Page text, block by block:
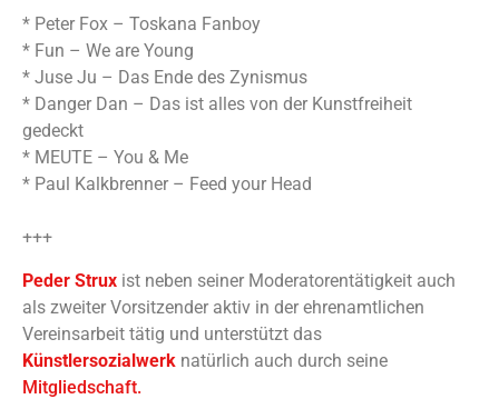
* Peter Fox – Toskana Fanboy
* Fun – We are Young
* Juse Ju – Das Ende des Zynismus
* Danger Dan – Das ist alles von der Kunstfreiheit
gedeckt
* MEUTE – You & Me
* Paul Kalkbrenner – Feed your Head
+++
Peder Strux ist neben seiner Moderatorentätigkeit auch
als zweiter Vorsitzender aktiv in der ehrenamtlichen
Vereinsarbeit tätig und unterstützt das
Künstlersozialwerk natürlich auch durch seine
Mitgliedschaft.